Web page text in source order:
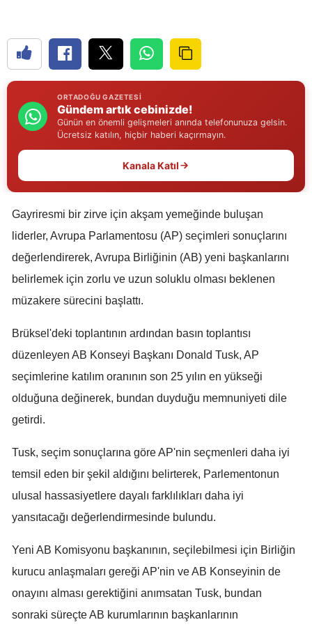
Diyarbakır
Edirne
Elazığ
Erzincan
Erzurum
Eskişehir
Gaziantep
Giresun
Gümüşhane
Hatay
Isparta
Mersin
İzmir
Kars
Kırklareli
Kırşehir
Kocaeli
ORTADOĞU GAZETESI
Gündem artık cebinizde!
Günün en önemli gelişmeleri anında telefonunuza gelsin.
Ücretsiz katılın, hiçbir haberi kaçırmayın.
Kanala Katıl
Gayriresmi bir zirve için akşam yemeğinde buluşan
liderler, Avrupa Parlamentosu (AP) seçimleri sonuçlarını
değerlendirerek, Avrupa Birliğinin (AB) yeni başkanlarını
belirlemek için zorlu ve uzun soluklu olması beklenen
müzakere sürecini başlattı.
Brüksel'deki toplantının ardından basın toplantısı
düzenleyen AB Konseyi Başkanı Donald Tusk, AP
seçimlerine katılım oranının son 25 yılın en yükseği
olduğuna değinerek, bundan duyduğu memnuniyeti dile
getirdi.
Tusk, seçim sonuçlarına göre AP'nin seçmenleri daha iyi
temsil eden bir şekil aldığını belirterek, Parlementonun
ulusal hassasiyetlere dayalı farklılıkları daha iyi
yansıtacağı değerlendirmesinde bulundu.
Yeni AB Komisyonu başkanının, seçilebilmesi için Birliğin
kurucu anlaşmaları gereği AP'nin ve AB Konseyinin de
onayını alması gerektiğini anımsatan Tusk, bundan
sonraki süreçte AB kurumlarının başkanlarının